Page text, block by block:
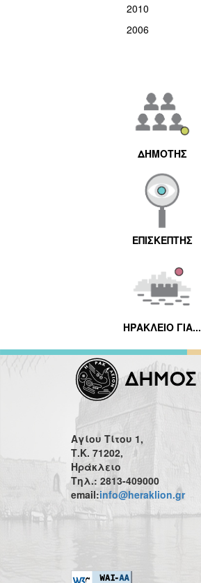
2010
2006
ΔΗΜΟΤΗΣ
ΕΠΙΣΚΕΠΤΗΣ
ΗΡΑΚΛΕΙΟ ΓΙΑ...
Αγίου Τίτου 1,
Τ.Κ. 71202,
Ηράκλειο
Τηλ.: 2813-409000
email:info@heraklion.gr